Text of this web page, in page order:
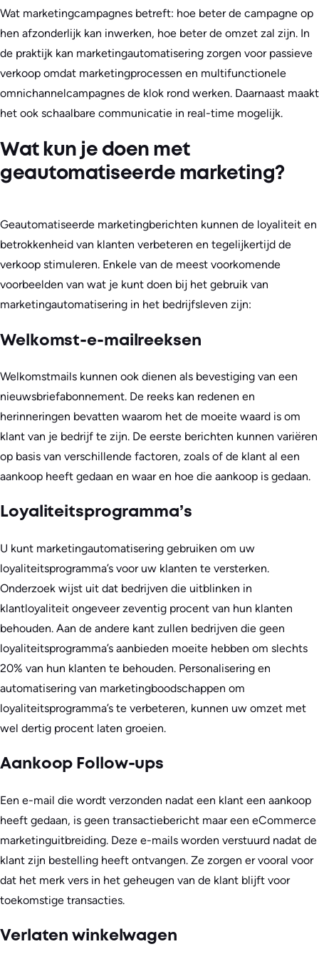
Wat marketingcampagnes betreft: hoe beter de campagne op
hen afzonderlijk kan inwerken, hoe beter de omzet zal zijn. In
de praktijk kan marketingautomatisering zorgen voor passieve
verkoop omdat marketingprocessen en multifunctionele
omnichannelcampagnes de klok rond werken. Daarnaast maakt
het ook schaalbare communicatie in real-time mogelijk.
Wat kun je doen met
geautomatiseerde marketing?
Geautomatiseerde marketingberichten kunnen de loyaliteit en
betrokkenheid van klanten verbeteren en tegelijkertijd de
verkoop stimuleren. Enkele van de meest voorkomende
voorbeelden van wat je kunt doen bij het gebruik van
marketingautomatisering in het bedrijfsleven zijn:
Welkomst-e-mailreeksen
Welkomstmails kunnen ook dienen als bevestiging van een
nieuwsbriefabonnement. De reeks kan redenen en
herinneringen bevatten waarom het de moeite waard is om
klant van je bedrijf te zijn. De eerste berichten kunnen variëren
op basis van verschillende factoren, zoals of de klant al een
aankoop heeft gedaan en waar en hoe die aankoop is gedaan.
Loyaliteitsprogramma’s
U kunt marketingautomatisering gebruiken om uw
loyaliteitsprogramma’s voor uw klanten te versterken.
Onderzoek wijst uit dat bedrijven die uitblinken in
klantloyaliteit ongeveer zeventig procent van hun klanten
behouden. Aan de andere kant zullen bedrijven die geen
loyaliteitsprogramma’s aanbieden moeite hebben om slechts
20% van hun klanten te behouden. Personalisering en
automatisering van marketingboodschappen om
loyaliteitsprogramma’s te verbeteren, kunnen uw omzet met
wel dertig procent laten groeien.
Aankoop Follow-ups
Een e-mail die wordt verzonden nadat een klant een aankoop
heeft gedaan, is geen transactiebericht maar een eCommerce
marketinguitbreiding. Deze e-mails worden verstuurd nadat de
klant zijn bestelling heeft ontvangen. Ze zorgen er vooral voor
dat het merk vers in het geheugen van de klant blijft voor
toekomstige transacties.
Verlaten winkelwagen